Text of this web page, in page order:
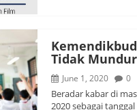
Tidak
June 1, 2020 0
Beradar kabar di
2020 sebagai